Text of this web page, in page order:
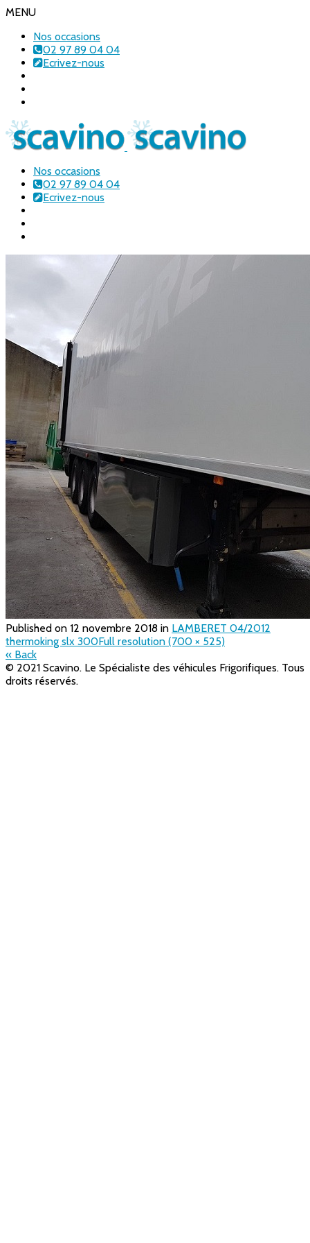
MENU
Nos occasions
02 97 89 04 04
Ecrivez-nous
Nos occasions
02 97 89 04 04
Ecrivez-nous
Published on 12 novembre 2018 in LAMBERET 04/2012
thermoking slx 300Full resolution (700 × 525)
« Back
© 2021 Scavino. Le Spécialiste des véhicules Frigorifiques. Tous
droits réservés.